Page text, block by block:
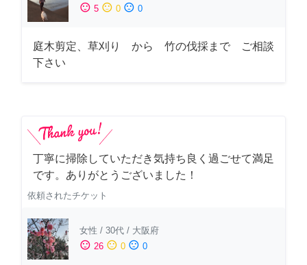
sentiment_satisfied 5 sentiment_neutral 0 sentiment_dissatisfied 0
庭木剪定、草刈り から 竹の伐採まで ご相談
下さい
丁寧に掃除していただき気持ち良く過ごせて満足
です。ありがとうございました！
依頼されたチケット
女性 / 30代 / 大阪府
sentiment_satisfied 26 sentiment_neutral 0 sentiment_dissatisfied 0